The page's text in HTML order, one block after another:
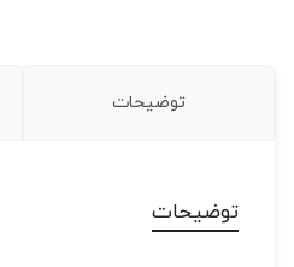
توضیحات
توضیحات